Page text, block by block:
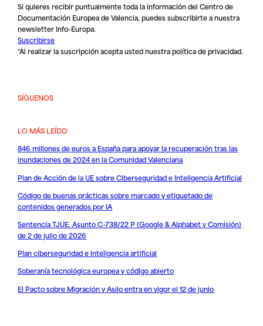
Si quieres recibir puntualmente toda la información del Centro de
Documentación Europea de Valencia, puedes subscribirte a nuestra
newsletter Info-Europa.
Suscribirse
*Al realizar la suscripción acepta usted nuestrapolítica de privacidad.
SÍGUENOS
LO MÁS LEÍDO
846 millones de euros a España para apoyar la recuperación tras las
inundaciones de 2024 en la Comunidad Valenciana
Plan de Acción de la UE sobre Ciberseguridad e Inteligencia Artificial
Código de buenas prácticas sobre marcado y etiquetado de
contenidos generados por IA
Sentencia TJUE. Asunto C-738/22 P (Google & Alphabet v Comisión)
de 2 de julio de 2026
Plan ciberseguridad e inteligencia artificial
Soberanía tecnológica europea y código abierto
El Pacto sobre Migración y Asilo entra en vigor el 12 de junio